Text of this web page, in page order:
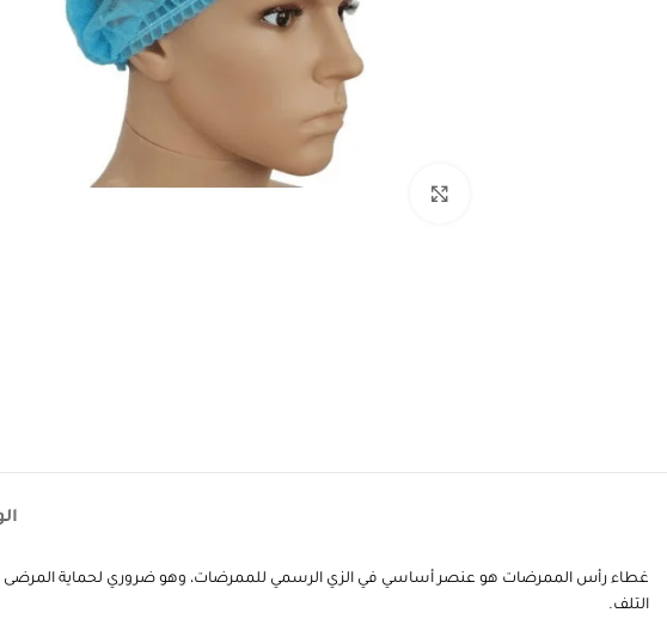
غطاء رأس الممرضات هو عنصر أساسي في الزي الرسمي للممرضات، وهو ضروري لحماية المرضى
التلف.